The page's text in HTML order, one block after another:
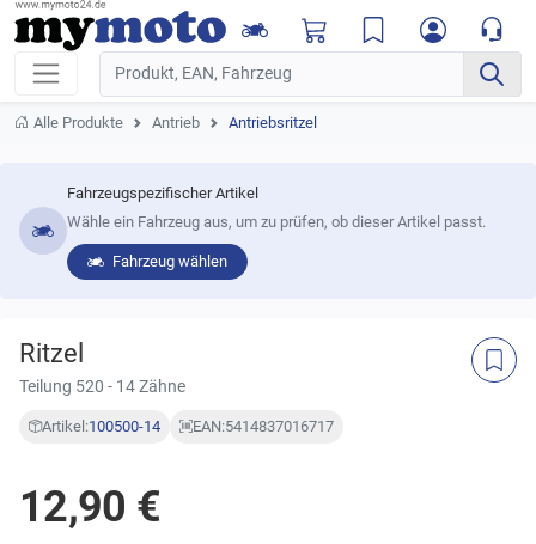
Alle Produkte Antrieb Antriebsritzel
Fahrzeugspezifischer Artikel
Wähle ein Fahrzeug aus, um zu prüfen, ob dieser Artikel passt.
Fahrzeug wählen
Ritzel
Teilung 520 - 14 Zähne
Artikel:100500-14 EAN:5414837016717
12,90 €